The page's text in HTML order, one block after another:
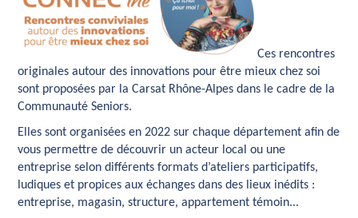
Ces rencontres
originales autour des innovations pour être mieux chez soi
sont proposées par la Carsat Rhône-Alpes dans le cadre de la
Communauté Seniors.
Elles sont organisées en 2022 sur chaque département afin de
vous permettre de découvrir un acteur local ou une
entreprise selon différents formats d’ateliers participatifs,
ludiques et propices aux échanges dans des lieux inédits :
entreprise, magasin, structure, appartement témoin...